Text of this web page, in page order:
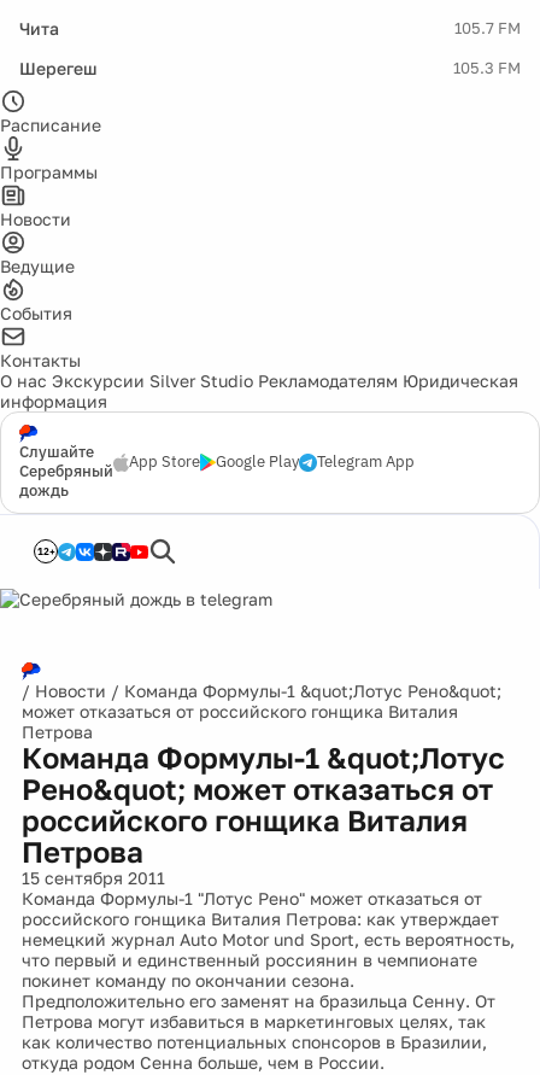
Чита 105.7 FM
Шерегеш 105.3 FM
Расписание
Программы
Новости
Ведущие
События
Контакты
О нас Экскурсии Silver Studio Рекламодателям Юридическая
информация
Слушайте
Серебряный
дождь
App Store Google Play Telegram App
12+
/ Новости / Команда Формулы-1 &quot;Лотус Рено&quot;
может отказаться от российского гонщика Виталия
Петрова
Команда Формулы-1 &quot;Лотус
Рено&quot; может отказаться от
российского гонщика Виталия
Петрова
15 сентября 2011
Команда Формулы-1 "Лотус Рено" может отказаться от
российского гонщика Виталия Петрова: как утверждает
немецкий журнал Auto Motor und Sport, есть вероятность,
что первый и единственный россиянин в чемпионате
покинет команду по окончании сезона.
Предположительно его заменят на бразильца Сенну. От
Петрова могут избавиться в маркетинговых целях, так
как количество потенциальных спонсоров в Бразилии,
откуда родом Сенна больше, чем в России.